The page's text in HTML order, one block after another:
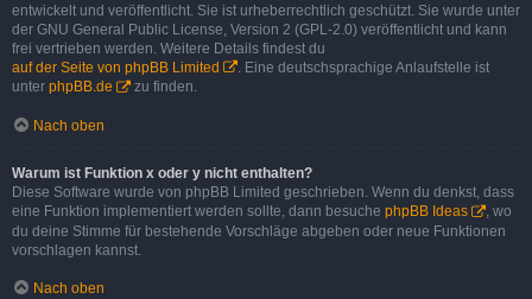
entwickelt und veröffentlicht. Sie ist urheberrechtlich geschützt. Sie wurde unter
der GNU General Public License, Version 2 (GPL-2.0) veröffentlicht und kann
frei vertrieben werden. Weitere Details findest du
auf der Seite von phpBB Limited
. Eine deutschsprachige Anlaufstelle ist
unter phpBB.de zu finden.
Nach oben
Warum ist Funktion x oder y nicht enthalten?
Diese Software wurde von phpBB Limited geschrieben. Wenn du denkst, dass
eine Funktion implementiert werden sollte, dann besuche phpBB Ideas
, wo
du deine Stimme für bestehende Vorschläge abgeben oder neue Funktionen
vorschlagen kannst.
Nach oben